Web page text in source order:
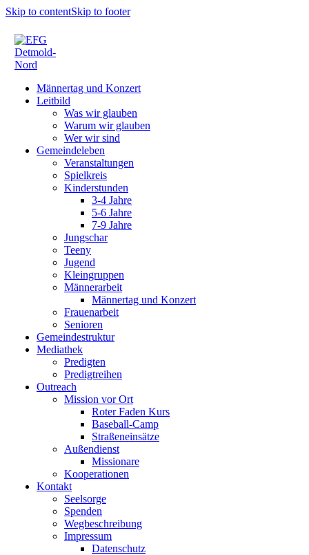
Skip to contentSkip to footer
Männertag und Konzert
Leitbild
Was wir glauben
Warum wir glauben
Wer wir sind
Gemeindeleben
Veranstaltungen
Spielkreis
Kinderstunden
3-4 Jahre
5-6 Jahre
7-9 Jahre
Jungschar
Teeny
Jugend
Kleingruppen
Männerarbeit
Männertag und Konzert
Frauenarbeit
Senioren
Gemeindestruktur
Mediathek
Predigten
Predigtreihen
Outreach
Mission vor Ort
Roter Faden Kurs
Baseball-Camp
Straßeneinsätze
Außendienst
Missionare
Kooperationen
Kontakt
Seelsorge
Spenden
Wegbeschreibung
Impressum
Datenschutz